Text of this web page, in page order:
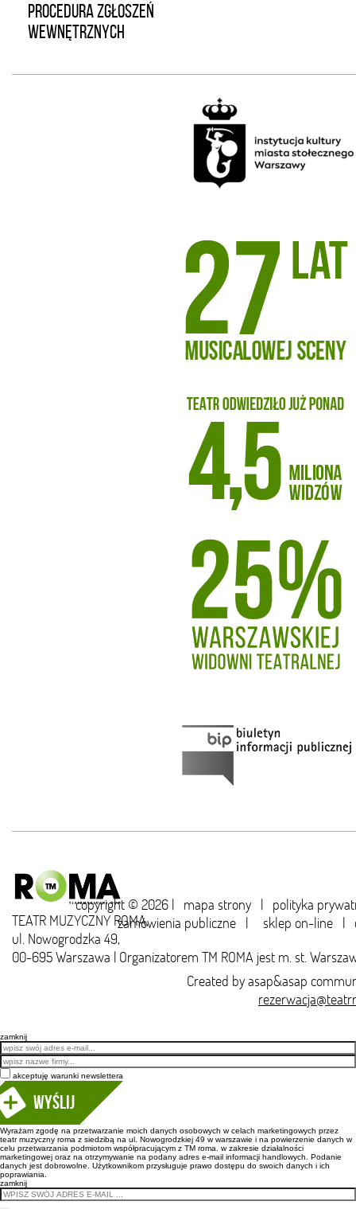
PROCEDURA ZGŁOSZEŃ
WEWNĘTRZNYCH
copyright © 2026 | mapa strony | polityka
zamówienia publiczne | sklep on-line |
TEATR MUZYCZNY ROMA,
ul. Nowogrodzka 49,
00-695 Warszawa | Organizatorem TM ROMA jest m. st.
Created byasap&asap
zamknij
Email
akceptuję warunki newslettera
Wyślij
Wyrażam zgodę na przetwarzanie moich danych osobowych w celach marketingowych przez
teatr muzyczny roma z siedzibą na ul. Nowogrodzkiej 49 w warszawie i na powierzenie danych w
celu przetwarzania podmiotom współpracującym z TM roma. w zakresie działalności
marketingowej oraz na otrzymywanie na podany adres e-mail informacji handlowych. Podanie
danych jest dobrowolne. Użytkownikom przysługuje prawo dostępu do swoich danych i ich
poprawiania.
zamknij